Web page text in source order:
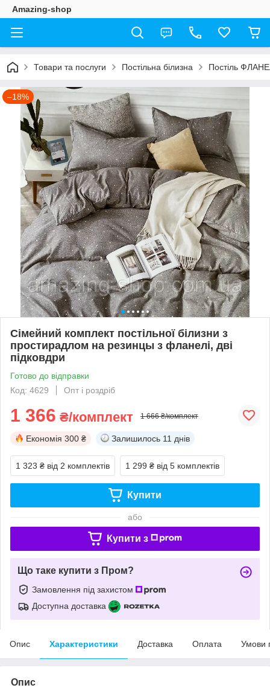
Amazing-shop
Товари та послуги Постільна білизна Постіль
–18%
Сімейний комплект постільної білизни з
простирадлом на резинцы з фланелі, дві
підковдри
Готово до відправки
Код: 4629
Опт і роздріб
1 366 ₴/комплект 1 666 ₴/комплект
Економія 300 ₴ Залишилось 11 днів
1 323 ₴ від 2 комплектів 1 299 ₴ від 5 комплектів
Купити
або
Купити з
Що таке купити з Пром?
Замовлення під захистом
Доступна доставка
Опис Характеристики Доставка Оплата Умови
Опис